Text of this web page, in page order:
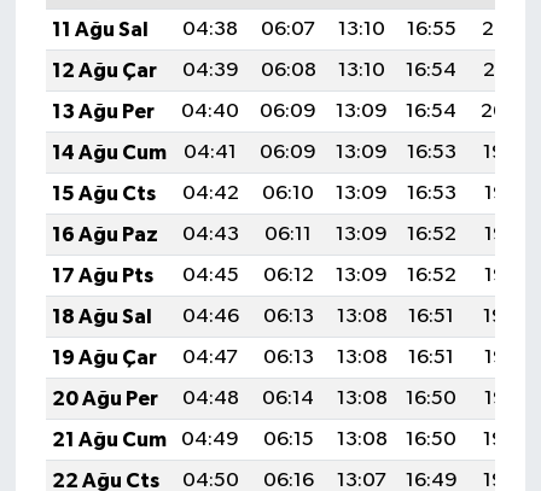
11 Ağu Sal
04:38 06:07 13:10 16:55
20:03
12 Ağu Çar
04:39 06:08 13:10 16:54
20:01
13 Ağu Per
04:40 06:09 13:09 16:54
20:00
14 Ağu Cum
04:41 06:09 13:09 16:53
19:59
15 Ağu Cts
04:42 06:10 13:09 16:53
19:58
16 Ağu Paz
04:43 06:11 13:09 16:52
19:57
17 Ağu Pts
04:45 06:12 13:09 16:52
19:56
18 Ağu Sal
04:46 06:13 13:08 16:51
19:54
19 Ağu Çar
04:47 06:13 13:08 16:51
19:53
20 Ağu Per
04:48 06:14 13:08 16:50
19:52
21 Ağu Cum
04:49 06:15 13:08 16:50
19:50
22 Ağu Cts
04:50 06:16 13:07 16:49
19:49